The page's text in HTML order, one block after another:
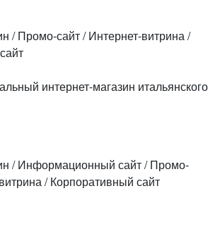
/ Промо-сайт / Интернет-витрина /
интернет-магазин итальянского
/ Информационный сайт / Промо-
/ Корпоративный сайт